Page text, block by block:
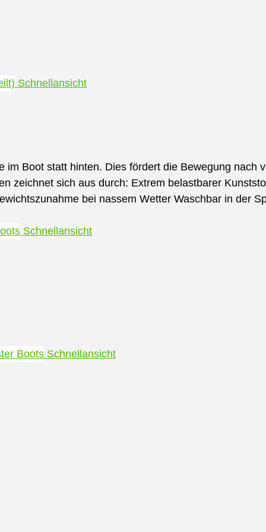
Schnellansicht
im Boot statt hinten. Dies fördert die Bewegung nach
zeichnet sich aus durch: Extrem belastbarer
bei nassem Wetter Waschbar in der
Schnellansicht
Schnellansicht